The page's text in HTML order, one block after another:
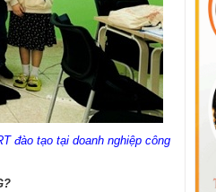
đào tạo tại doanh nghiệp công